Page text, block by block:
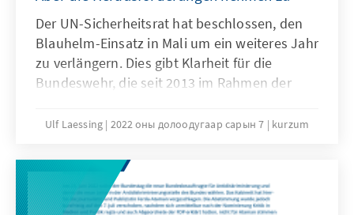
Der UN-Sicherheitsrat hat beschlossen, den
Blauhelm-Einsatz in Mali um ein weiteres Jahr
zu verlängern. Dies gibt Klarheit für die
Bundeswehr, die seit 2013 im Rahmen der
zu stabilisieren. Mali kündigte zeitgleich an,
beschränken. Probleme mit Bamako sind
damit vorprogrammiert.
Ulf Laessing 2022 оны долоодугаар сарын 7 kurzum